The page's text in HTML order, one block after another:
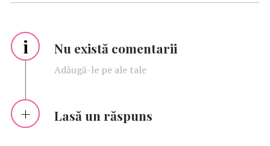
i Nu există comentarii
Adăugă-le pe ale tale
Lasă un răspuns